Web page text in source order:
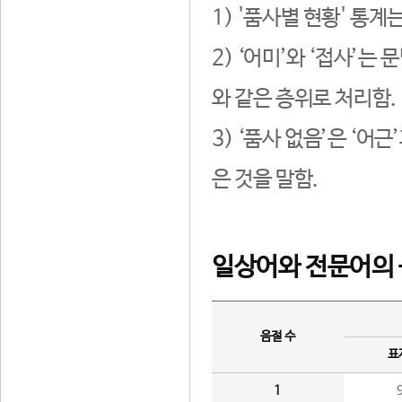
1) '품사별 현황' 통계
2) ‘어미’와 ‘접사’는
와 같은 층위로 처리함.
3) ‘품사 없음’은 ‘어
은 것을 말함.
일상어와 전문어의
음절 수
표
1